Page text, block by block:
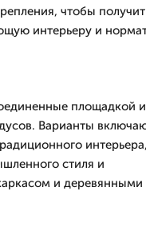
чтобы
интерьеру и
площадкой
Варианты
интерьера,
стиля и
и деревянными